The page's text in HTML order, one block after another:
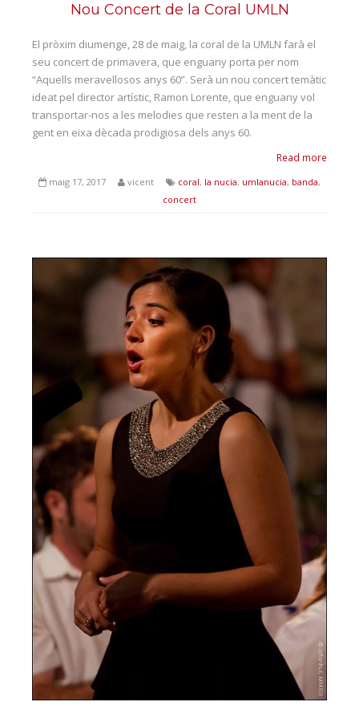
Nou Concert de la Coral UMLN
El pròxim diumenge, 28 de maig, la coral de la UMLN farà el
seu concert de primavera, que enguany porta per nom
“Aquells meravellosos anys 60”. Serà un nou concert temàtic
ideat pel director artístic, Ramon Lorente, que enguany vol
transportar-nos a les melodies que resten a la ment de la
gent en eixa dècada prodigiosa dels anys 60.
Read more
maig 17, 2017 vicent coral, la nucia, umlanucia, banda,
concert